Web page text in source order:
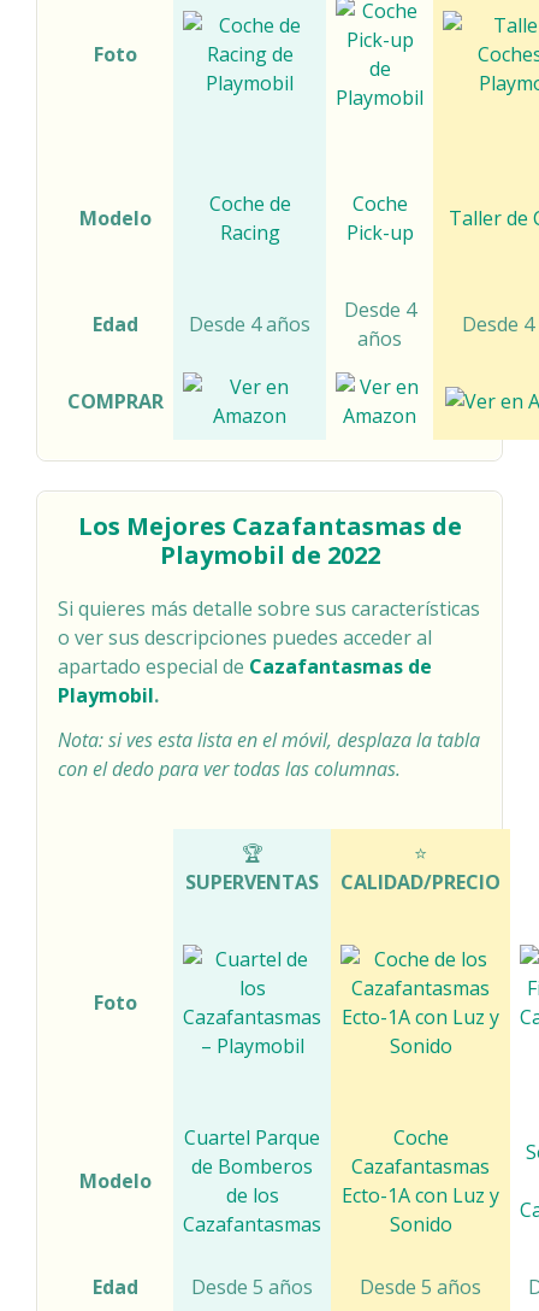
Foto
Modelo
Coche de
Racing
Coche
Pick-up
Taller de
Edad Desde 4 años
Desde 4
años
Desde
COMPRAR
Los Mejores Cazafantasmas de
Playmobil de 2022
Si quieres más detalle sobre sus características
o ver sus descripciones puedes acceder al
apartado especial de Cazafantasmas de
Playmobil.
Nota: si ves esta lista en el móvil, desplaza la tabla
con el dedo para ver todas las columnas.
🏆
SUPERVENTAS
⭐
CALIDAD/PRECIO
Foto
Modelo
Cuartel Parque
de Bomberos
de los
Cazafantasmas
Coche
Cazafantasmas
Ecto-1A con Luz y
Sonido
Edad Desde 5 años Desde 5 años